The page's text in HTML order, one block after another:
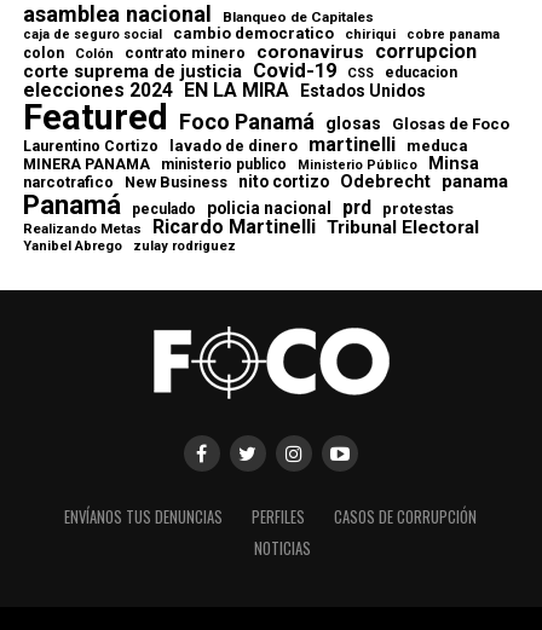
asamblea nacional Blanqueo de Capitales
caja de seguro social cambio democratico chiriqui cobre panama
colon Colón contrato minero coronavirus corrupcion
corte suprema de justicia Covid-19 CSS educacion
elecciones 2024 EN LA MIRA Estados Unidos
Featured Foco Panamá glosas Glosas de Foco
Laurentino Cortizo lavado de dinero martinelli meduca
MINERA PANAMA ministerio publico Ministerio Público Minsa
narcotrafico New Business nito cortizo Odebrecht panama
Panamá peculado policia nacional prd protestas
Realizando Metas Ricardo Martinelli Tribunal Electoral
Yanibel Abrego zulay rodriguez
ENVÍANOS TUS DENUNCIAS PERFILES
CASOS DE CORRUPCIÓN
NOTICIAS